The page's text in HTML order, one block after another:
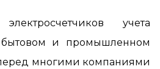
учета
бытовом и промышленном
многими компаниями